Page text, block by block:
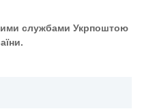
службами Укрпоштою